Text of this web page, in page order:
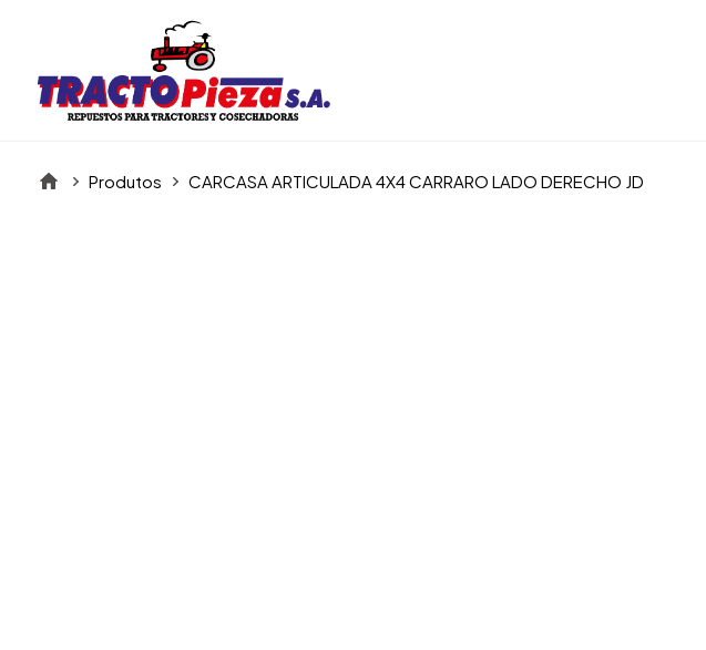
Produtos CARCASA ARTICULADA 4X4 CARRARO LADO DERECHO JD